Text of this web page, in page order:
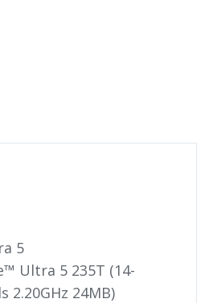
5
Ultra 5 235T (14-
2.20GHz 24MB)